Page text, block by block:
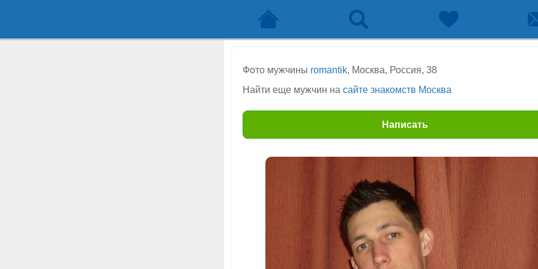
Фото мужчины romantik, Москва, Россия, 38
Найти еще мужчин на сайте знакомств Москва
Написать